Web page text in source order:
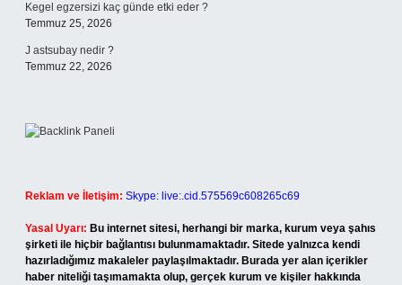
Kegel egzersizi kaç günde etki eder ?
Temmuz 25, 2026
J astsubay nedir ?
Temmuz 22, 2026
Reklam ve İletişim: Skype: live:.cid.575569c608265c69
Yasal Uyarı: Bu internet sitesi, herhangi bir marka, kurum veya şahıs
şirketi ile hiçbir bağlantısı bulunmamaktadır. Sitede yalnızca kendi
hazırladığımız makaleler paylaşılmaktadır. Burada yer alan içerikler
haber niteliği taşımamakta olup, gerçek kurum ve kişiler hakkında